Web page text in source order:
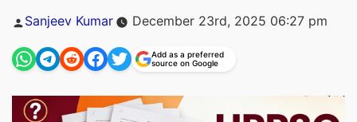
Posted
Sanjeev Kumar December 23rd, 2025 06:27 pm
Add as a preferred
source on Google